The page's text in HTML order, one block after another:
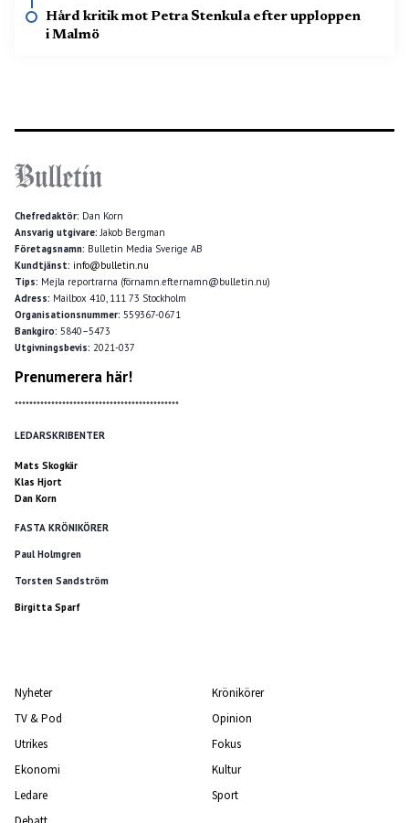
Hård kritik mot Petra Stenkula efter upploppen
i Malmö
Chefredaktör: Dan Korn
Ansvarig utgivare:Jakob Bergman
Företagsnamn: Bulletin Media Sverige AB
Kundtjänst: info@bulletin.nu
Tips: Mejla reportrarna (förnamn.efternamn@bulletin.nu)
Adress: Mailbox 410, 111 73 Stockholm
Organisationsnummer: 559367-0671
Bankgiro: 5840–5473
Utgivningsbevis: 2021-037
Prenumerera här!
*********************************************
LEDARSKRIBENTER
Mats Skogkär
Klas Hjort
Dan Korn
FASTA KRÖNIKÖRER
Paul Holmgren
Torsten Sandström
Birgitta Sparf
Nyheter
TV & Pod
Utrikes
Ekonomi
Ledare
Krönikörer
Opinion
Fokus
Kultur
Sport